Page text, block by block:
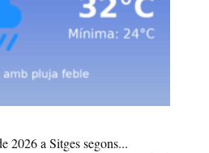
2026 a Sitges segons...